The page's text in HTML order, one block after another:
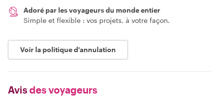
Adoré par les voyageurs du monde entier
Simple et flexible : vos projets, à votre façon.
Voir la politique d'annulation
Avisdes voyageurs